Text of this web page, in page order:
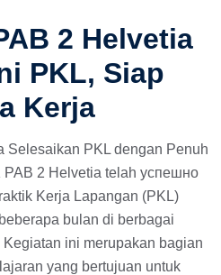
2 Helvetia
PKL, Siap
Kerja
Selesaikan PKL dengan Penuh
2 Helvetia telah успешно
Kerja Lapangan (PKL)
bulan di berbagai
ini merupakan bagian
yang bertujuan untuk